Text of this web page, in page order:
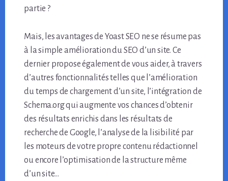
partie ?
Mais, les avantages de Yoast SEO ne se résume pas
à la simple amélioration du SEO d’un site. Ce
dernier propose également de vous aider, à travers
d’autres fonctionnalités telles que l’amélioration
du temps de chargement d’un site, l’intégration de
Schema.org qui augmente vos chances d’obtenir
des résultats enrichis dans les résultats de
recherche de Google, l’analyse de la lisibilité par
les moteurs de votre propre contenu rédactionnel
ou encore l’optimisation de la structure même
d’un site…